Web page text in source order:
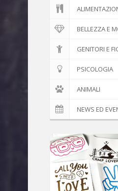
BELLEZZA E
GENITORI E
PSICOLOGIA
ANIMALI
NEWS ED